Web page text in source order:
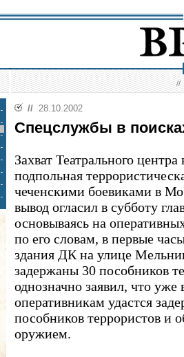
//
// 28.10.2002
Спецслужбы в
Захват Театрального
подпольная
чеченскими боевиками в
вывод огласил в субботу
основываясь на
по его словам, в первые
здания ДК на улице
задержаны 30 пособников
однозначно заявил, что
оперативникам удастся
пособников террористов и
оружием.